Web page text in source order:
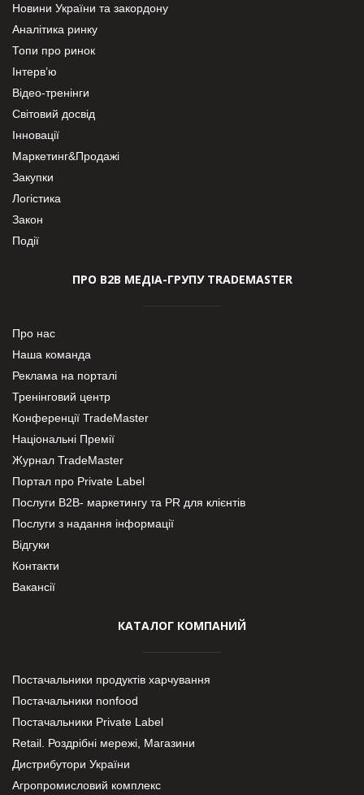
Новини України та закордону
Аналітика ринку
Топи про ринок
Інтерв’ю
Відео-тренінги
Світовий досвід
Інновації
Маркетинг&Продажі
Закупки
Логістика
Закон
Події
ПРО В2В МЕДІА-ГРУПУ TRADEMASTER
Про нас
Наша команда
Реклама на порталі
Тренінговий центр
Конференції TradeMaster
Національні Премії
Журнал TradeMaster
Портал про Private Label
Послуги В2В- маркетингу та PR для клієнтів
Послуги з надання інформації
Відгуки
Контакти
Вакансії
КАТАЛОГ КОМПАНИЙ
Постачальники продуктів харчування
Постачальники nonfood
Постачальники Private Label
Retail. Роздрібні мережі, Магазини
Дистрибутори України
Агропромисловий комплекс